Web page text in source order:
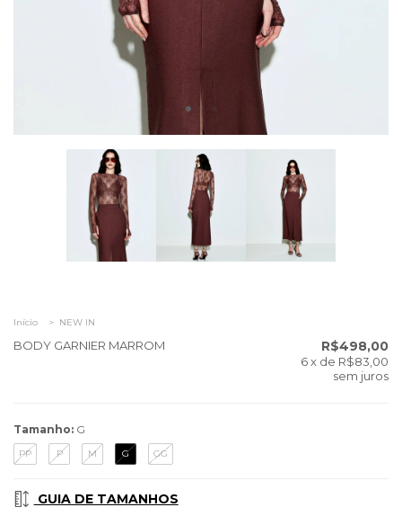
Início > NEW IN
BODY GARNIER MARROM R$498,00
6x de R$83,00
sem juros
Tamanho: G
PP P M G GG
GUIA DE TAMANHOS